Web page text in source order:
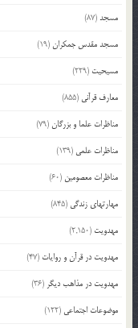
مسجد(87)
مسجد مقدس جمکران(19)
مسیحیت (229)
معارف قرآنی (855)
مناظرات علما و بزرگان(79)
مناظرات علمی (139)
مناظرات معصومین (60)
مهارتهای زندگی (845)
مهدویت (2,150)
مهدویت در قرآن و روایات (47)
مهدویت در مذاهب دیگر (36)
موضوعات اجتماعی (122)